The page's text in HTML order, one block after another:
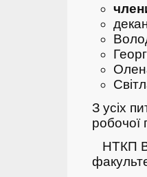
З усіх
робочої
НТКП